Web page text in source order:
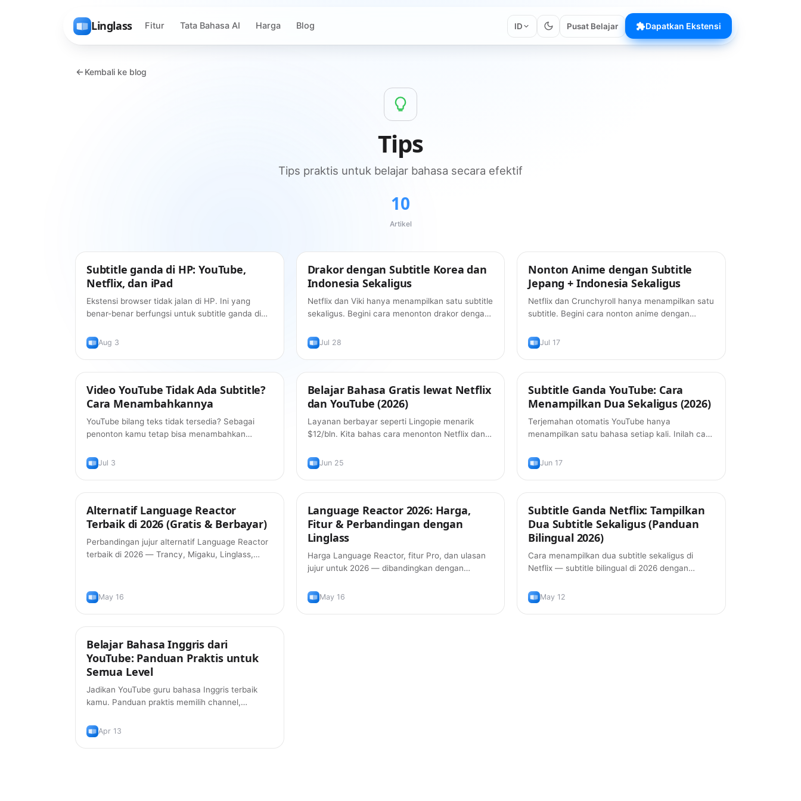
Linglass Fitur Tata Bahasa AI Harga Blog ID Pusat Belajar Dapatkan Ekstensi
Kembali ke blog
Tips
Tips praktis untuk belajar bahasa secara efektif
10
Artikel
Tips
Subtitle ganda di HP: YouTube,
Netflix, dan iPad
Ekstensi browser tidak jalan di HP. Ini yang
benar-benar berfungsi untuk subtitle ganda di
yang masih belum.
Aug 3
Tips
Drakor dengan Subtitle Korea dan
Indonesia Sekaligus
Netflix dan Viki hanya menampilkan satu subtitle
sekaligus. Begini cara menonton drakor dengan
gratis, di 2026.
Jul 28
Tips
Nonton Anime dengan Subtitle
Jepang + Indonesia Sekaligus
Netflix dan Crunchyroll hanya menampilkan satu
subtitle. Begini cara nonton anime dengan
gratis, di 2026.
Jul 17
Tips
Video YouTube Tidak Ada Subtitle?
Cara Menambahkannya
YouTube bilang teks tidak tersedia? Sebagai
penonton kamu tetap bisa menambahkan
membuatnya otomatis.
Jul 3
Tips
Belajar Bahasa Gratis lewat Netflix
dan YouTube (2026)
Layanan berbayar seperti Lingopie menarik
$12/bln. Kita bahas cara menonton Netflix dan
terjemah — gratis.
Jun 25
Tips
Subtitle Ganda YouTube: Cara
Menampilkan Dua Sekaligus (2026)
Terjemahan otomatis YouTube hanya
menampilkan satu bahasa setiap kali. Inilah cara
bahasa asli plus terjemahan, gratis, di 2026.
Jun 17
Tips
Alternatif Language Reactor
Terbaik di 2026 (Gratis & Berbayar)
Perbandingan jujur alternatif Language Reactor
terbaik di 2026 — Trancy, Migaku, Linglass,
May 16
Tips
Language Reactor 2026: Harga,
Fitur & Perbandingan dengan
Linglass
Harga Language Reactor, fitur Pro, dan ulasan
jujur untuk 2026 — dibandingkan dengan
grammar, dan kartu hafalan.
May 16
Tips
Subtitle Ganda Netflix: Tampilkan
Dua Subtitle Sekaligus (Panduan
Bilingual 2026)
Cara menampilkan dua subtitle sekaligus di
Netflix — subtitle bilingual di 2026 dengan
plus cara yang tepat memakainya supaya kamu
benar-benar belajar bahasanya.
May 12
Tips
Belajar Bahasa Inggris dari
YouTube: Panduan Praktis untuk
Semua Level
Jadikan YouTube guru bahasa Inggris terbaik
kamu. Panduan praktis memilih channel,
membangun kosakata dari video yang memang
kamu suka tonton.
Apr 13